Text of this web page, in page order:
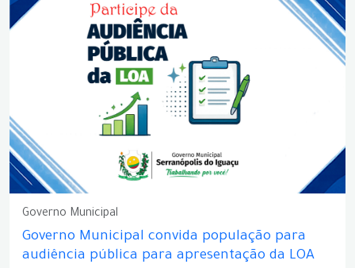
Governo Municipal
Governo Municipal convida população para
audiência pública para apresentação da LOA